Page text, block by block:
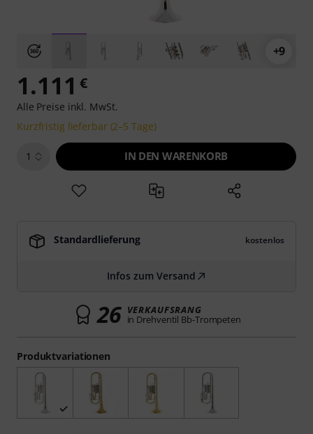
+9
Produktvariationen
1.111 €
Alle Preise inkl. MwSt.
Kurzfristig lieferbar (2–5 Tage)
1 IN DEN WARENKORB
Standardlieferung kostenlos
Infos zum Versand
26 VERKAUFSRANG
in Drehventil Bb-Trompeten